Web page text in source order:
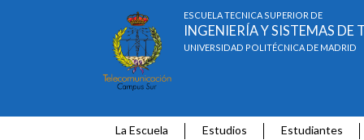
ESCUELA TÉCNICA SUPERIOR DE
INGENIERÍA Y SISTEMAS
UNIVERSIDAD POLITÉCNICA DE MADRID
La Escuela Estudios
Estudiantes